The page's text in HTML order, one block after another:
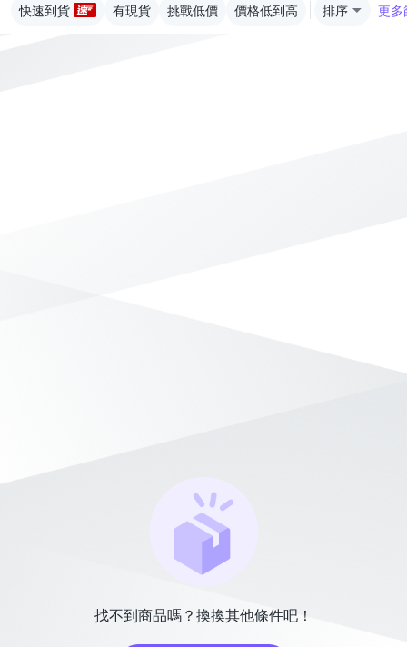
快速到貨 有現貨 挑戰低價 價格低到高 排序 更多
找不到商品嗎？換換其他條件吧！